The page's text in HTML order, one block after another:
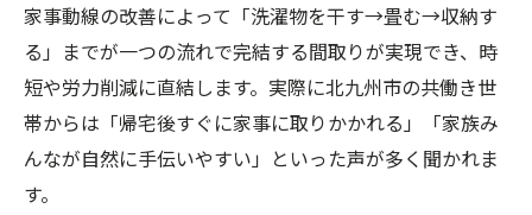
家事動線の改善によって「洗濯物を干す→畳む→収納す
る」までが一つの流れで完結する間取りが実現でき、時
短や労力削減に直結します。実際に北九州市の共働き世
帯からは「帰宅後すぐに家事に取りかかれる」「家族み
んなが自然に手伝いやすい」といった声が多く聞かれま
す。